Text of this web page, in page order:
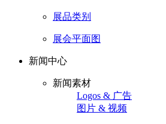
展品类别
展会平面图
新闻中心
新闻素材
Logos & 广告
图片 & 视频